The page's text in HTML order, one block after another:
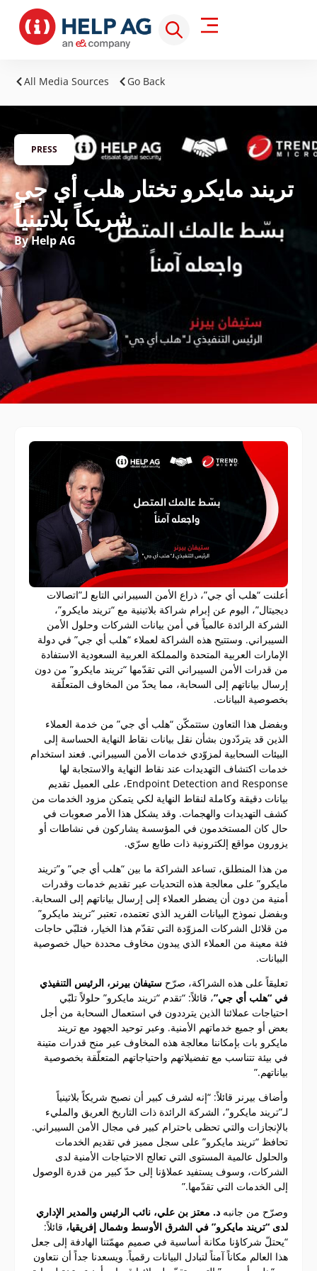
All Media Sources Go Back
PRESS
تريند مايكرو تختار هلب أي جي
شريكاً بلاتينياً
By Help AG
أعلنت “هلب أي جي”، ذراع الأمن السيبراني التابع لـ”اتصالات
ديجيتال”، اليوم عن إبرام شراكة بلاتينية مع “تريند مايكرو”،
الشركة الرائدة عالمياً في أمن بيانات الشركات وحلول الأمن
السيبراني. وستتيح هذه الشراكة لعملاء “هلب أي جي” في دولة
الإمارات العربية المتحدة والمملكة العربية السعودية الاستفادة
من قدرات الأمن السيبراني التي تقدّمها “تريند مايكرو” من دون
إرسال بياناتهم إلى السحابة، مما يحدّ من المخاوف المتعلّقة
بخصوصية البيانات.
وبفضل هذا التعاون ستتمكّن “هلب أي جي” من خدمة العملاء
الذين قد يتردّدون بشأن نقل بيانات نقاط النهاية الحساسة إلى
البيئات السحابية لمزوّدي خدمات الأمن السيبراني. فعند استخدام
خدمات اكتشاف التهديدات عند نقاط النهاية والاستجابة لها
Endpoint Detection and Response، على العميل تقديم
بيانات دقيقة وكاملة لنقاط النهاية لكي يتمكن مزود الخدمات من
كشف التهديدات والهجمات. وقد يشكل هذا الأمر صعوبات في
حال كان المستخدمون في المؤسسة يشاركون في نشاطات أو
يزورون مواقع إلكترونية ذات طابع سرّي.
من هذا المنطلق، تساعد الشراكة ما بين “هلب أي جي” و”تريند
مايكرو” على معالجة هذه التحديات عبر تقديم خدمات وقدرات
أمنية من دون أن يضطر العملاء إلى إرسال بياناتهم إلى السحابة.
وبفضل نموذج البيانات الفريد الذي تعتمده، تعتبر “تريند مايكرو”
من قلائل الشركات المزوّدة التي تقدّم هذا الخيار، فتلبّي حاجات
فئة معينة من العملاء الذي يبدون مخاوف محددة حيال خصوصية
البيانات.
تعليقاً على هذه الشراكة، صرّح ستيفان بيرنر، الرئيس التنفيذي
في “هلب أي جي”، قائلاً: “تقدم “تريند مايكرو” حلولاً تلبّي
احتياجات عملائنا الذين يترددون في استعمال السحابة من أجل
بعض أو جميع خدماتهم الأمنية. وعبر توحيد الجهود مع تريند
مايكرو بات بإمكاننا معالجة هذه المخاوف عبر منح قدرات متينة
في بيئة تتناسب مع تفضيلاتهم واحتياجاتهم المتعلّقة بخصوصية
بياناتهم.”
وأضاف بيرنر قائلاً: “إنه لشرف كبير أن نصبح شريكاً بلاتينياً
لـ”تريند مايكرو”، الشركة الرائدة ذات التاريخ العريق والمليء
بالإنجازات والتي تحظى باحترام كبير في مجال الأمن السيبراني.
تحافظ “تريند مايكرو” على سجل مميز في تقديم الخدمات
والحلول عالمية المستوى التي تعالج الاحتياجات الأمنية لدى
الشركات، وسوف يستفيد عملاؤنا إلى حدّ كبير من قدرة الوصول
إلى الخدمات التي تقدّمها.”
وصرّح من جانبه د. معتز بن علي، نائب الرئيس والمدير الإداري
لدى “تريند مايكرو” في الشرق الأوسط وشمال إفريقيا، قائلاً:
“يحتلّ شركاؤنا مكانة أساسية في صميم مهمّتنا الهادفة إلى جعل
هذا العالم مكاناً آمناً لتبادل البيانات رقمياً. ويسعدنا جداً أن نتعاون